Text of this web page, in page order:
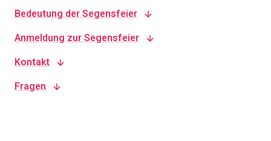
Bedeutung der Segensfeier
Anmeldung zur Segensfeier
Kontakt
Fragen